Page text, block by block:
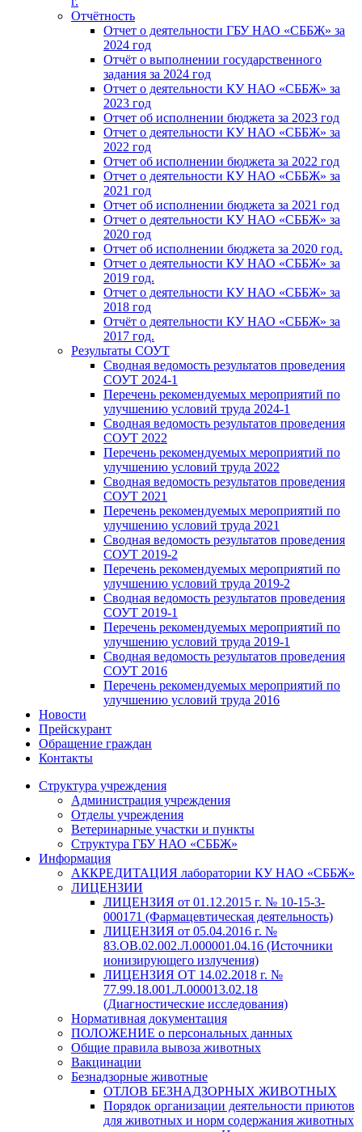
Отчётность
Отчет о деятельности ГБУ НАО «СББЖ» за
2024 год
Отчёт о выполнении государственного
задания за 2024 год
Отчет о деятельности КУ НАО «СББЖ» за
2023 год
Отчет об исполнении бюджета за 2023 год
Отчет о деятельности КУ НАО «СББЖ» за
2022 год
Отчет об исполнении бюджета за 2022 год
Отчет о деятельности КУ НАО «СББЖ» за
2021 год
Отчет об исполнении бюджета за 2021 год
Отчет о деятельности КУ НАО «СББЖ» за
2020 год
Отчет об исполнении бюджета за 2020 год.
Отчет о деятельности КУ НАО «СББЖ» за
2019 год.
Отчет о деятельности КУ НАО «СББЖ» за
2018 год
Отчёт о деятельности КУ НАО «СББЖ» за
2017 год.
Результаты СОУТ
Сводная ведомость результатов проведения
СОУТ 2024-1
Перечень рекомендуемых мероприятий по
улучшению условий труда 2024-1
Сводная ведомость результатов проведения
СОУТ 2022
Перечень рекомендуемых мероприятий по
улучшению условий труда 2022
Сводная ведомость результатов проведения
СОУТ 2021
Перечень рекомендуемых мероприятий по
улучшению условий труда 2021
Сводная ведомость результатов проведения
СОУТ 2019-2
Перечень рекомендуемых мероприятий по
улучшению условий труда 2019-2
Сводная ведомость результатов проведения
СОУТ 2019-1
Перечень рекомендуемых мероприятий по
улучшению условий труда 2019-1
Сводная ведомость результатов проведения
СОУТ 2016
Перечень рекомендуемых мероприятий по
улучшению условий труда 2016
Новости
Прейскурант
Обращение граждан
Контакты
Структура учреждения
Администрация учреждения
Отделы учреждения
Ветеринарные участки и пункты
Структура ГБУ НАО «СББЖ»
Информация
АККРЕДИТАЦИЯ лаборатории КУ НАО «СББЖ»
ЛИЦЕНЗИИ
ЛИЦЕНЗИЯ от 01.12.2015 г. № 10-15-3-
000171 (Фармацевтическая деятельность)
ЛИЦЕНЗИЯ от 05.04.2016 г. №
83.ОВ.02.002.Л.000001.04.16 (Источники
ионизирующего излучения)
ЛИЦЕНЗИЯ ОТ 14.02.2018 г. №
77.99.18.001.Л.000013.02.18
(Диагностические исследования)
Нормативная документация
ПОЛОЖЕНИЕ о персональных данных
Общие правила вывоза животных
Вакцинации
Безнадзорные животные
ОТЛОВ БЕЗНАДЗОРНЫХ ЖИВОТНЫХ
Порядок организации деятельности приютов
для животных и норм содержания животных